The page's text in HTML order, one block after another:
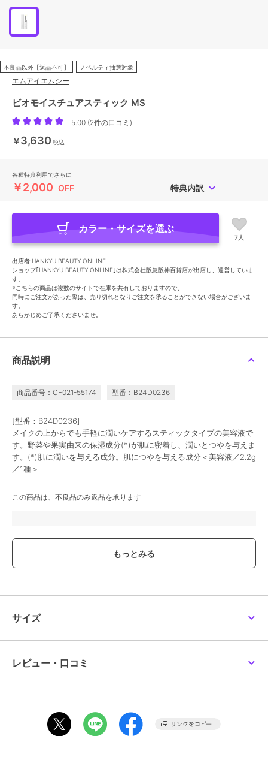
不良品以外【返品不可】 ノベルティ抽選対象
エムアイエムシー
ビオモイスチュアスティック MS
5.00 (2件の口コミ )
￥3,630 税込
各種特典利用でさらに
￥2,000 OFF 特典内訳
カラー・サイズを選ぶ
7人
出店者:HANKYU BEAUTY ONLINE
ショップ｢HANKYU BEAUTY ONLINE｣は株式会社阪急阪神百貨店が出店し、運営していま
す。
※こちらの商品は複数のサイトで在庫を共有しておりますので、
同時にご注文があった際は、売り切れとなりご注文を承ることができない場合がございま
す。
あらかじめご了承くださいませ。
商品説明
商品番号：CF021-55174 型番：B24D0236
[型番：B24D0236]
メイクの上からでも手軽に潤いケアするスティックタイプの美容液で
す。野菜や果実由来の保湿成分(*)が肌に密着し、潤いとつやを与えま
す。(*)肌に潤いを与える成分。肌につやを与える成分＜美容液／2.2g
／1種＞
この商品は、不良品のみ返品を承ります
ブランド
スキンケア ／美容液・オイル
カラー
サイズ
レビュー・口コミ